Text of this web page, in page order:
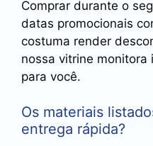
Comprar durante o
datas promocionais
costuma render
nossa vitrine monitora
para você.
Os materiais
entrega rápida?